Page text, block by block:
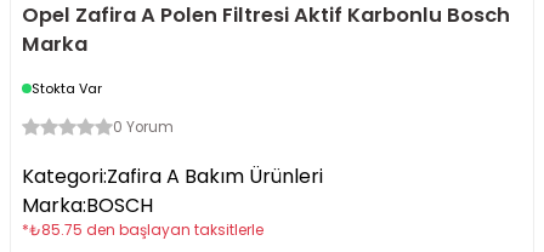
Opel Zafira A Polen Filtresi Aktif Karbonlu Bosch
Marka
Stokta Var
0 Yorum
Kategori:Zafira A Bakım Ürünleri
Marka:BOSCH
*₺85.75 den başlayan taksitlerle